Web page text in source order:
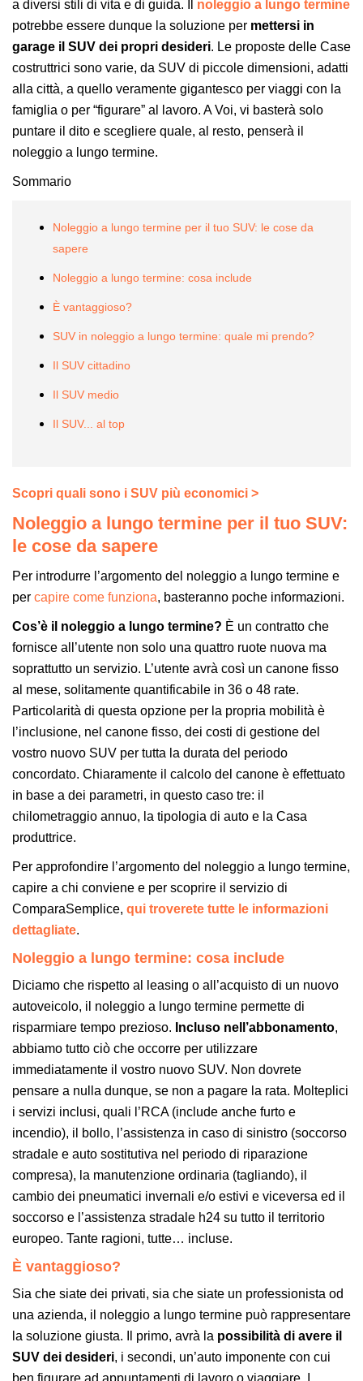
a diversi stili di vita e di guida. Il noleggio a lungo termine
potrebbe essere dunque la soluzione per mettersi in
garage il SUV dei propri desideri. Le proposte delle Case
costruttrici sono varie, da SUV di piccole dimensioni, adatti
alla città, a quello veramente gigantesco per viaggi con la
famiglia o per “figurare” al lavoro. A Voi, vi basterà solo
puntare il dito e scegliere quale, al resto, penserà il
noleggio a lungo termine.
Sommario
Noleggio a lungo termine per il tuo SUV: le cose da
sapere
Noleggio a lungo termine: cosa include
È vantaggioso?
SUV in noleggio a lungo termine: quale mi prendo?
Il SUV cittadino
Il SUV medio
Il SUV... al top
Scopri quali sono i SUV più economici >
Noleggio a lungo termine per il tuo SUV:
le cose da sapere
Per introdurre l’argomento del noleggio a lungo termine e
per capire come funziona, basteranno poche informazioni.
Cos’è il noleggio a lungo termine? È un contratto che
fornisce all’utente non solo una quattro ruote nuova ma
soprattutto un servizio. L’utente avrà così un canone fisso
al mese, solitamente quantificabile in 36 o 48 rate.
Particolarità di questa opzione per la propria mobilità è
l’inclusione, nel canone fisso, dei costi di gestione del
vostro nuovo SUV per tutta la durata del periodo
concordato. Chiaramente il calcolo del canone è effettuato
in base a dei parametri, in questo caso tre: il
chilometraggio annuo, la tipologia di auto e la Casa
produttrice.
Per approfondire l’argomento del noleggio a lungo termine,
capire a chi conviene e per scoprire il servizio di
ComparaSemplice, qui troverete tutte le informazioni
dettagliate.
Noleggio a lungo termine: cosa include
Diciamo che rispetto al leasing o all’acquisto di un nuovo
autoveicolo, il noleggio a lungo termine permette di
risparmiare tempo prezioso. Incluso nell’abbonamento,
abbiamo tutto ciò che occorre per utilizzare
immediatamente il vostro nuovo SUV. Non dovrete
pensare a nulla dunque, se non a pagare la rata. Molteplici
i servizi inclusi, quali l’RCA (include anche furto e
incendio), il bollo, l’assistenza in caso di sinistro (soccorso
stradale e auto sostitutiva nel periodo di riparazione
compresa), la manutenzione ordinaria (tagliando), il
cambio dei pneumatici invernali e/o estivi e viceversa ed il
soccorso e l’assistenza stradale h24 su tutto il territorio
europeo. Tante ragioni, tutte… incluse.
È vantaggioso?
Sia che siate dei privati, sia che siate un professionista od
una azienda, il noleggio a lungo termine può rappresentare
la soluzione giusta. Il primo, avrà la possibilità di avere il
SUV dei desideri, i secondi, un’auto imponente con cui